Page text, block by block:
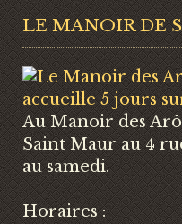
LE MANOIR DE
Au Manoir des
Saint Maur au 4
au samedi.
Horaires :